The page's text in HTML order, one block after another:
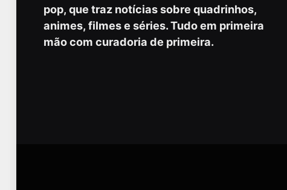
pop, que traz notícias sobre quadrinhos,
animes, filmes e séries. Tudo em primeira
mão com curadoria de primeira.